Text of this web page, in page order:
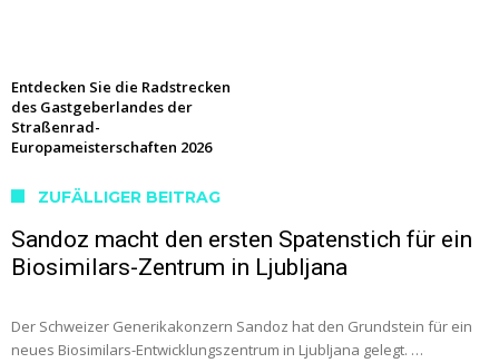
Entdecken Sie die Radstrecken
des Gastgeberlandes der
Straßenrad-
Europameisterschaften 2026
ZUFÄLLIGER BEITRAG
Sandoz macht den ersten Spatenstich für ein
Biosimilars-Zentrum in Ljubljana
Der Schweizer Generikakonzern Sandoz hat den Grundstein für ein
neues Biosimilars-Entwicklungszentrum in Ljubljana gelegt. …